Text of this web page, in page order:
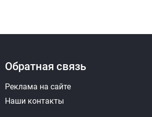
Обратная связь
Реклама на сайте
Наши контакты